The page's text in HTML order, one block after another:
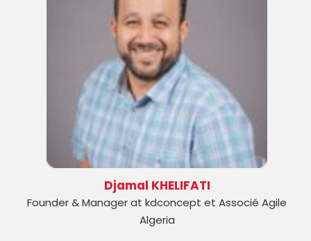
Djamal KHELIFATI
Founder & Manager at kdconcept et Associé Agile
Algeria